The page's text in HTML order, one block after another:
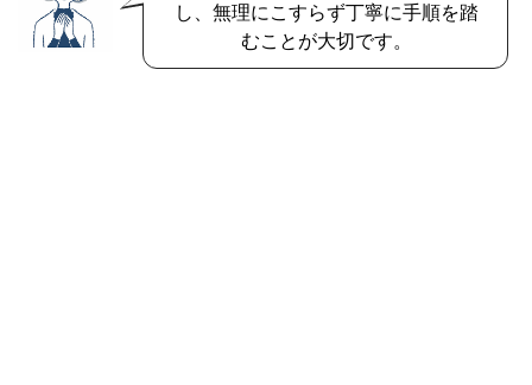
し、無理にこすらず丁寧に手順を踏
むことが大切です。